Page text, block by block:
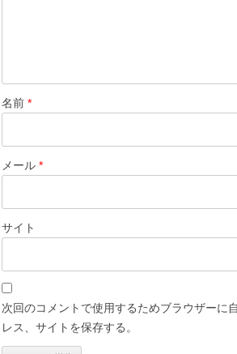
名前 *
メール *
サイト
次回のコメントで使用するためブラウザーに
レス、サイトを保存する。